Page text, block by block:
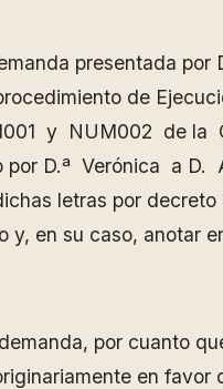
presentada
de
y NUM002 de la
D.ª Verónica a
letras por decreto
en su caso, anotar
por cuanto
en